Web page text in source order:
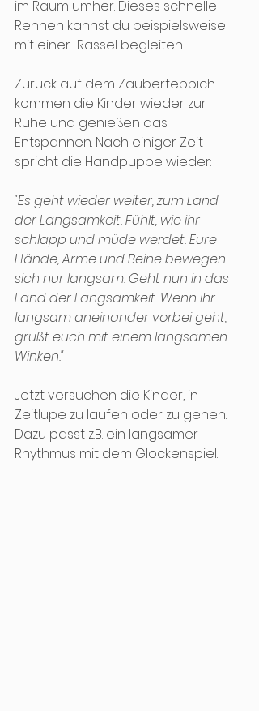
im Raum umher. Dieses schnelle
Rennen kannst du beispielsweise
mit einer  Rassel begleiten.
Zurück auf dem Zauberteppich
kommen die Kinder wieder zur
Ruhe und genießen das
Entspannen. Nach einiger Zeit
spricht die Handpuppe wieder:
"Es geht wieder weiter, zum Land
der Langsamkeit. Fühlt, wie ihr
schlapp und müde werdet. Eure
Hände, Arme und Beine bewegen
sich nur langsam. Geht nun in das
Land der Langsamkeit. Wenn ihr
langsam aneinander vorbei geht,
grüßt euch mit einem langsamen
Winken."
Jetzt versuchen die Kinder, in
Zeitlupe zu laufen oder zu gehen.
Dazu passt z.B. ein langsamer
Rhythmus mit dem Glockenspiel.